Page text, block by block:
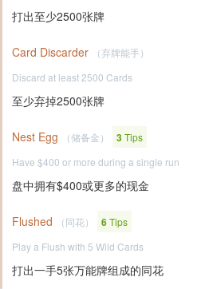
打出至少2500张牌
Card Discarder
（弃牌能手）
Discard at least 2500 Cards
至少弃掉2500张牌
Nest Egg （储备金） 3Tips
Have $400 or more during a single run
盘中拥有$400或更多的现金
Flushed （同花） 6Tips
Play a Flush with 5 Wild Cards
打出一手5张万能牌组成的同花